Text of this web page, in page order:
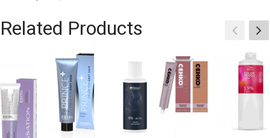
Related Products